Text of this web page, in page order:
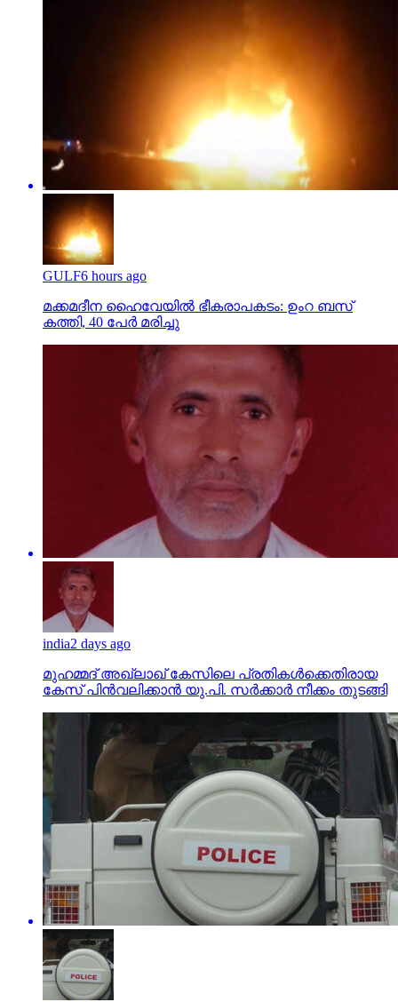
GULF6 hours ago
മക്കമദീന ഹൈവേയില്‍ ഭീകരാപകടം: ഉംറ ബസ്
കത്തി, 40 പേര്‍ മരിച്ചു
india2 days ago
മുഹമ്മദ് അഖ്‌ലാഖ് കേസിലെ പ്രതികള്‍ക്കെതിരായ
കേസ് പിന്‍വലിക്കാന്‍ യു.പി. സര്‍ക്കാര്‍ നീക്കം തുടങ്ങി